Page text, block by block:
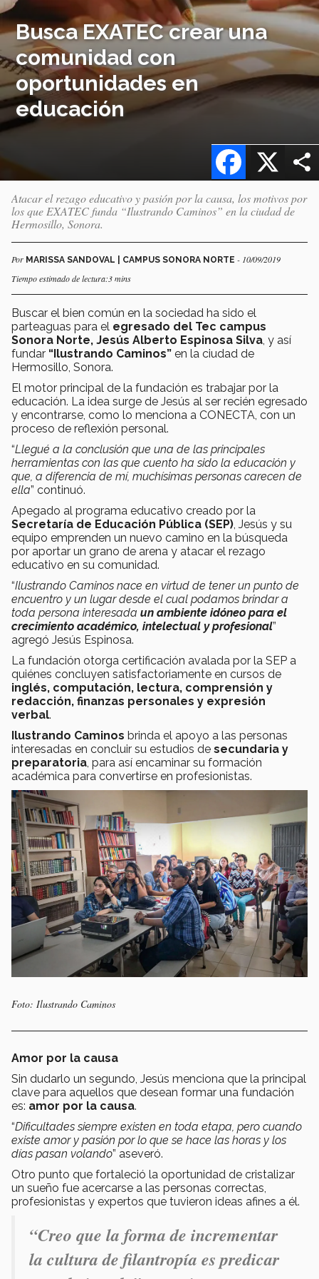
Busca EXATEC crear una
comunidad con
oportunidades en
educación
X
Facebook
Atacar el rezago educativo y pasión por la causa, los motivos por
los que EXATEC funda “Ilustrando Caminos” en la ciudad de
Hermosillo, Sonora.
Por MARISSA SANDOVAL | CAMPUS SONORA NORTE - 10/09/2019
Tiempo estimado de lectura:3 mins
Buscar el bien común en la sociedad ha sido el
parteaguas para el egresado del Tec campus
Sonora Norte, Jesús Alberto Espinosa Silva , y así
fundar “Ilustrando Caminos” en la ciudad de
Hermosillo, Sonora.
El motor principal de la fundación es trabajar por la
educación. La idea surge de Jesús al ser recién egresado
y encontrarse, como lo menciona a CONECTA, con un
proceso de reflexión personal.
“Llegué a la conclusión que una de las principales
herramientas con las que cuento ha sido la educación y
que, a diferencia de mí, muchísimas personas carecen de
ella” continuó.
Apegado al programa educativo creado por la
Secretaría de Educación Pública (SEP) , Jesús y su
equipo emprenden un nuevo camino en la búsqueda
por aportar un grano de arena y atacar el rezago
educativo en su comunidad.
“Ilustrando Caminos nace en virtud de tener un punto de
encuentro y un lugar desde el cual podamos brindar a
toda persona interesada un ambiente idóneo para el
crecimiento académico, intelectual y profesional”
agregó Jesús Espinosa.
La fundación otorga certificación avalada por la SEP a
quiénes concluyen satisfactoriamente en cursos de
inglés, computación, lectura, comprensión y
redacción, finanzas personales y expresión
verbal.
Ilustrando Caminos brinda el apoyo a las personas
interesadas en concluir su estudios de secundaria y
preparatoria , para así encaminar su formación
académica para convertirse en profesionistas.
Foto: Ilustrando Caminos
Amor por la causa
Sin dudarlo un segundo, Jesús menciona que la principal
clave para aquellos que desean formar una fundación
es: amor por la causa.
“Dificultades siempre existen en toda etapa, pero cuando
existe amor y pasión por lo que se hace las horas y los
días pasan volando” aseveró.
Otro punto que fortaleció la oportunidad de cristalizar
un sueño fue acercarse a las personas correctas,
profesionistas y expertos que tuvieron ideas afines a él.
“Creo que la forma de incrementar
la cultura de filantropía es predicar